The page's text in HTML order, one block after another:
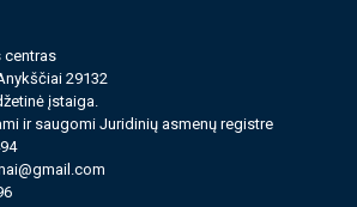
cen­tras
29132
įstaiga.
ir saugomi Juri­dinių asmenų reg­istre